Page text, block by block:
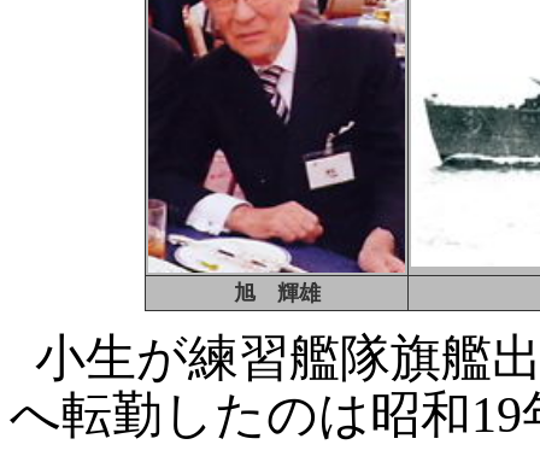
旭 輝雄
小生が練習艦隊旗艦
へ転勤したのは昭和19